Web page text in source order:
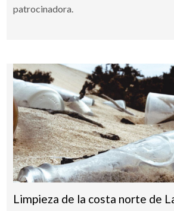
patrocinadora.
Limpieza de la costa norte de